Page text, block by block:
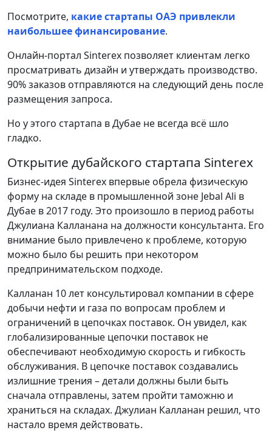
Посмотрите, какие стартапы ОАЭ привлекли
наибольшее финансирование.
Онлайн-портал Sinterex позволяет клиентам легко
просматривать дизайн и утверждать производство.
90% заказов отправляются на следующий день после
размещения запроса.
Но у этого стартапа в Дубае не всегда всё шло
гладко.
Открытие дубайского стартапа Sinterex
Бизнес-идея Sinterex впервые обрела физическую
форму на складе в промышленной зоне Jebal Ali в
Дубае в 2017 году. Это произошло в период работы
Джулиана Калланана на должности консультанта. Его
внимание было привлечено к проблеме, которую
можно было бы решить при некотором
предпринимательском подходе.
Калланан 10 лет консультировал компании в сфере
добычи нефти и газа по вопросам проблем и
ограничений в цепочках поставок. Он увидел, как
глобализированные цепочки поставок не
обеспечивают необходимую скорость и гибкость
обслуживания. В цепочке поставок создавались
излишние трения – детали должны были быть
сначала отправлены, затем пройти таможню и
храниться на складах. Джулиан Калланан решил, что
настало время действовать.